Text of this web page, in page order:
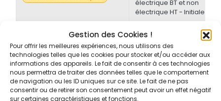
Gestion des Cookies !
Pour offrir les meilleures expériences, nous utilisons des
technologies telles que les cookies pour stocker et/ou accéder aux
informations des appareils. Le fait de consentir à ces technologies
nous permettra de traiter des données telles que le comportement
de navigation ou les ID uniques sur ce site. Le fait de ne pas
consentir ou de retirer son consentement peut avoir un effet négatif
sur certaines caractéristiques et fonctions.
électrique BT et non
électrique HT - Initiale
Habilitations électriques
Prescriptions NF C18-510 -
Opérations d'ordre non-
électrique BT et/ou HT -
Initiale/Recyclage
Prescriptions NF C18-510 -
Opérations d'ordre non-